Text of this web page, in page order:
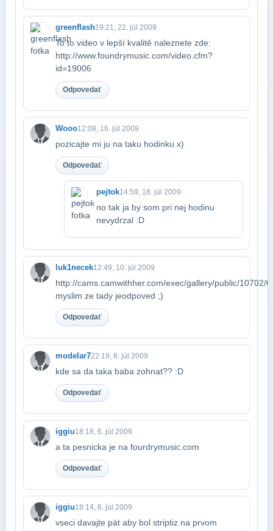
greenflash19:21, 22. júl 2009
To to video v lepší kvalitě naleznete zde:​
http://www.foundrymusic.com/video.cfm?
id=19006
Odpovedať
Wooo12:08, 16. júl 2009
pozicajte mi ju na taku hodinku x)
Odpovedať
pejtok14:59, 18. júl 2009
no tak ja by som pri nej hodinu
nevydrzal :D
luk1necek12:49, 10. júl 2009
http://cams.camwithher.com/exec/gallery/public/10702/0
myslim ze tady je​odpoved ;)
Odpovedať
modelar722:19, 6. júl 2009
kde sa da taka baba zohnat?? :D
Odpovedať
iggiu18:18, 6. júl 2009
a ta pesnicka je na fourdrymusic.com
Odpovedať
iggiu18:14, 6. júl 2009
vseci davajte pät aby bol striptiz na prvom